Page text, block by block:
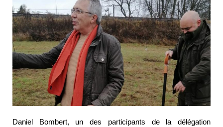
Daniel Bombert, un des participants de la délégation